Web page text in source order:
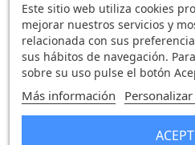
IPad Pro 11 M5
1.342,39 €
Este sitio web utiliza cookies
mejorar nuestros servicios y
relacionada con sus
sus hábitos de navegación.
sobre su uso pulse el botón
Más información